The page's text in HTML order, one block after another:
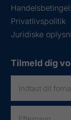
Privatlivspolitik
Juridiske
Tilmeld dig